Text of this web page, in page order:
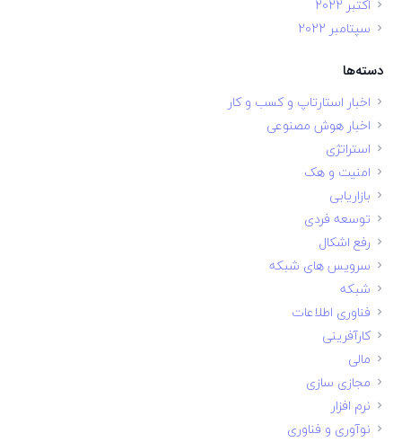
اکتبر 2022
سپتامبر 2022
دسته‌ها
اخبار استارتاپ و کسب و کار
اخبار هوش مصنوعی
استراتژی
امنیت و هک
بازاریابی
توسعه فردی
رفع اشکال
سرویس های شبکه
شبکه
فناوری اطلاعات
کارآفرینی
مالی
مجازی سازی
نرم افزار
نوآوری و فناوری